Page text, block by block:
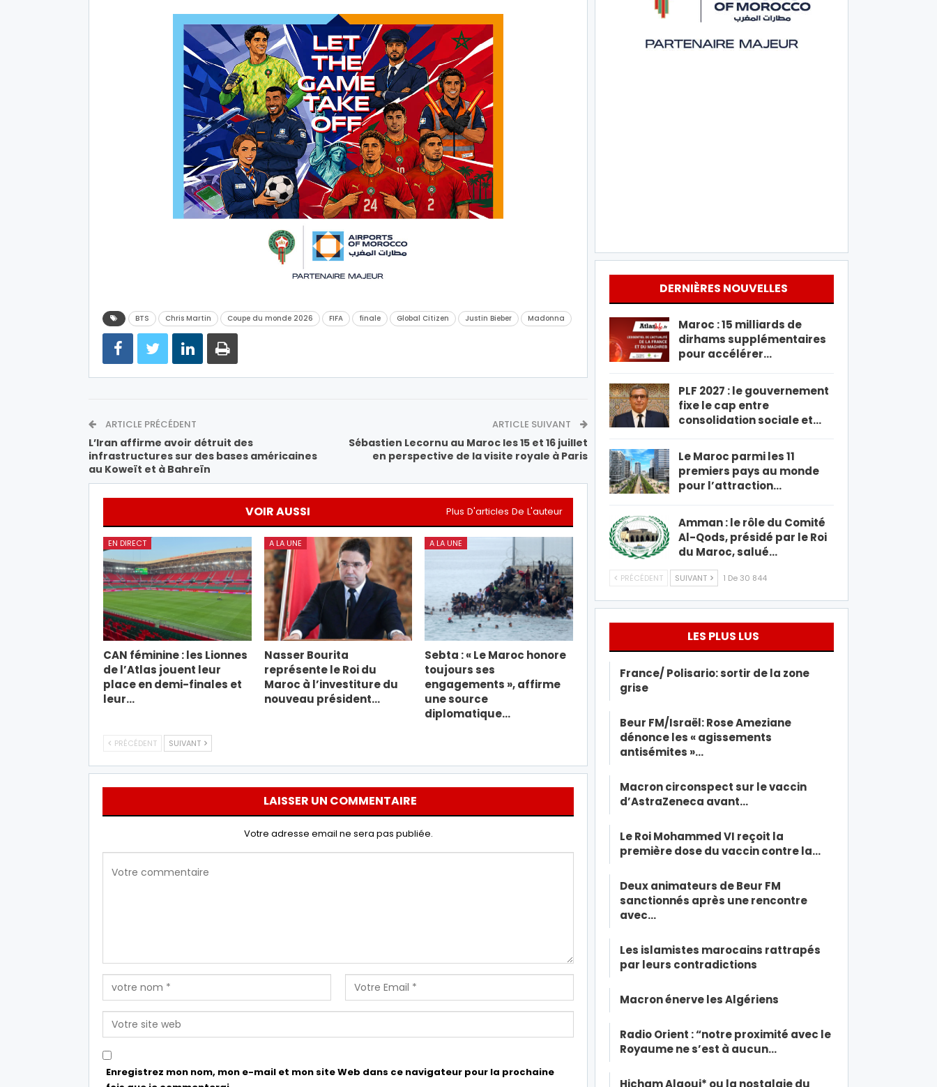
BTS Chris Martin Coupe du monde 2026 FIFA finale Global Citizen Justin Bieber Madonna
ARTICLE PRÉCÉDENT
L’Iran affirme avoir détruit des
infrastructures sur des bases américaines
au Koweït et à Bahreïn
ARTICLE SUIVANT
Sébastien Lecornu au Maroc les 15 et 16 juillet
en perspective de la visite royale à Paris
VOIR AUSSI Plus D'articles De L'auteur
EN DIRECT
CAN féminine : les Lionnes
de l’Atlas jouent leur
place en demi-finales et
leur…
A LA UNE
Nasser Bourita
représente le Roi du
Maroc à l’investiture du
nouveau président…
A LA UNE
Sebta : « Le Maroc honore
toujours ses
engagements », affirme
une source
diplomatique…
PRÉCÉDENT SUIVANT
LAISSER UN COMMENTAIRE
Votre adresse email ne sera pas publiée.
Enregistrez mon nom, mon e-mail et mon site Web dans ce navigateur pour la prochaine
DERNIÈRES NOUVELLES
Maroc : 15 milliards de
dirhams supplémentaires
pour accélérer…
PLF 2027 : le gouvernement
fixe le cap entre
consolidation sociale et…
Le Maroc parmi les 11
premiers pays au monde
pour l’attraction…
Amman : le rôle du Comité
Al-Qods, présidé par le Roi
du Maroc, salué…
PRÉCÉDENT SUIVANT 1 De 30 844
LES PLUS LUS
France/ Polisario: sortir de la zone
grise
Beur FM/Israël: Rose Ameziane
dénonce les « agissements
antisémites »…
Macron circonspect sur le vaccin
d’AstraZeneca avant…
Le Roi Mohammed VI reçoit la
première dose du vaccin contre la…
Deux animateurs de Beur FM
sanctionnés après une rencontre
avec…
Les islamistes marocains rattrapés
par leurs contradictions
Macron énerve les Algériens
Radio Orient : “notre proximité avec le
Royaume ne s’est à aucun…